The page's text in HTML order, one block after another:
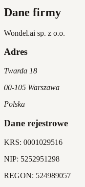
Dane firmy
Wondel.ai sp. z o.o.
Adres
Twarda 18
00-105 Warszawa
Polska
Dane rejestrowe
KRS: 0001029516
NIP: 5252951298
REGON: 524989057